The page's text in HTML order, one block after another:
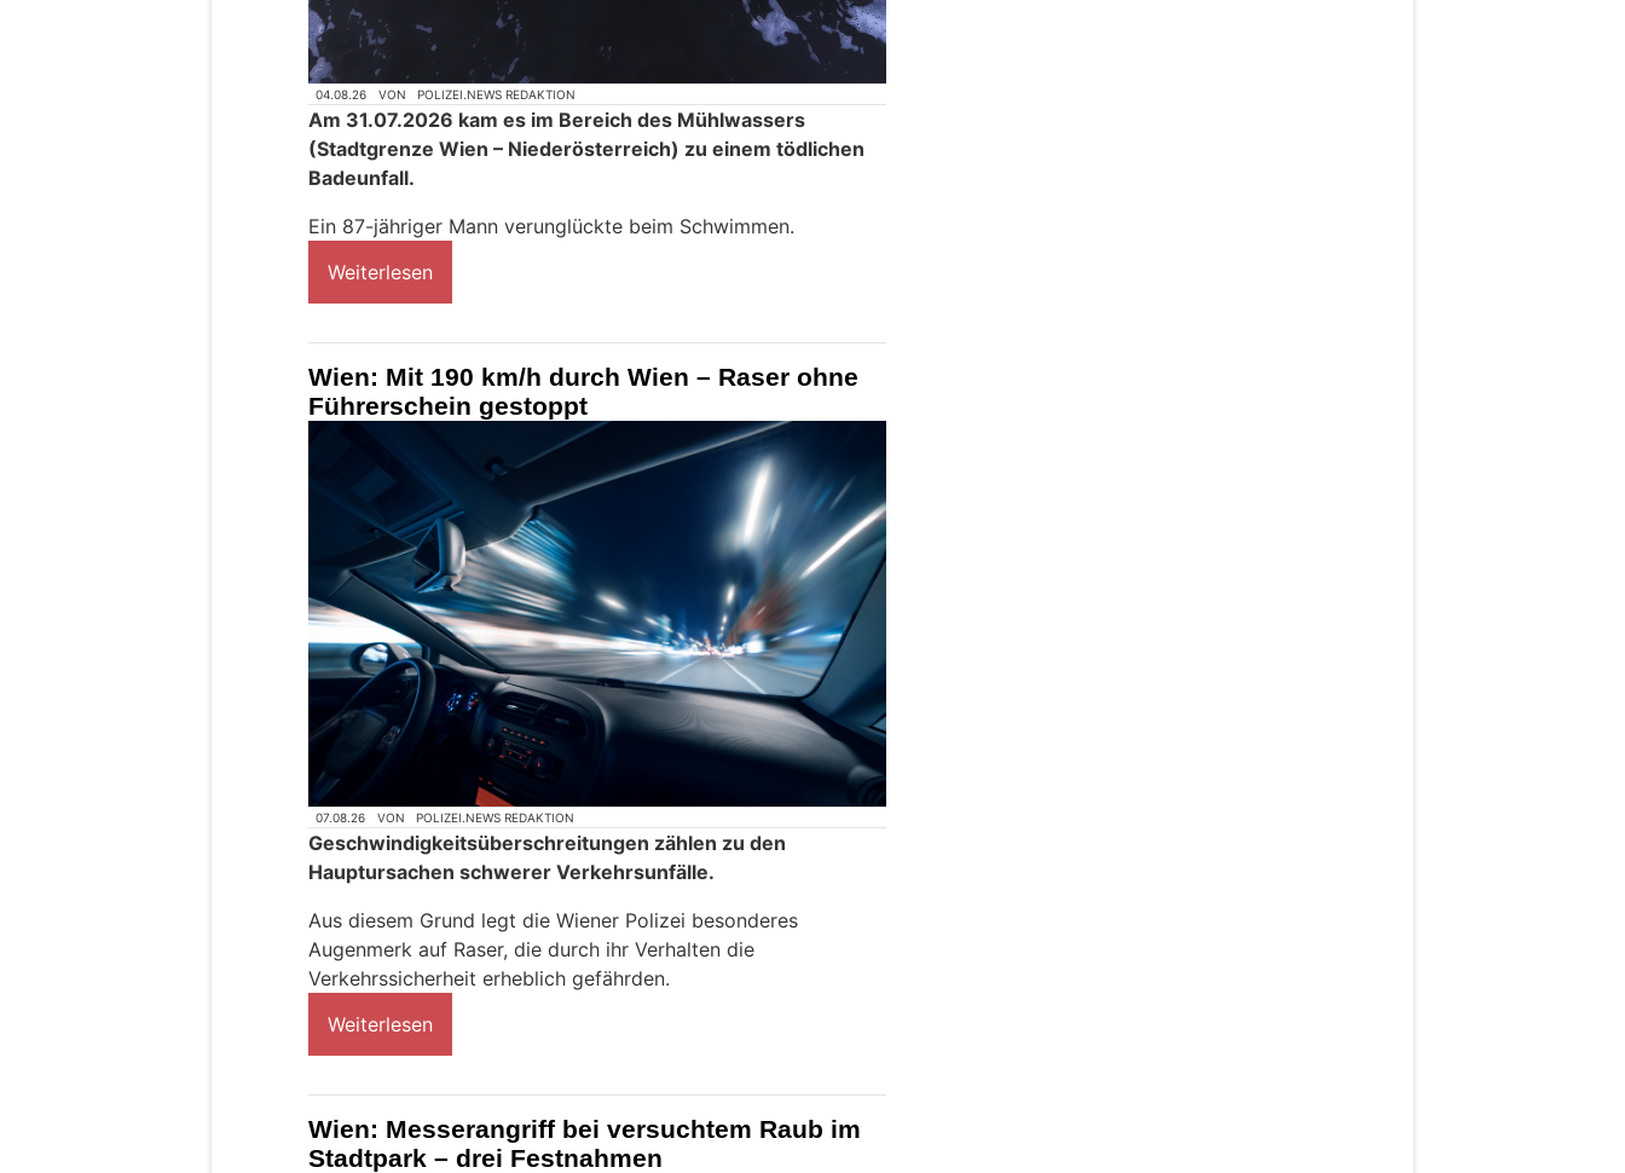
04.08.26 VON POLIZEI.NEWS REDAKTION
Am 31.07.2026 kam es im Bereich des Mühlwassers
(Stadtgrenze Wien – Niederösterreich) zu einem tödlichen
Badeunfall.
Ein 87-jähriger Mann verunglückte beim Schwimmen.
Weiterlesen
Wien: Mit 190 km/h durch Wien – Raser ohne
Führerschein gestoppt
07.08.26 VON POLIZEI.NEWS REDAKTION
Geschwindigkeitsüberschreitungen zählen zu den
Hauptursachen schwerer Verkehrsunfälle.
Aus diesem Grund legt die Wiener Polizei besonderes
Augenmerk auf Raser, die durch ihr Verhalten die
Verkehrssicherheit erheblich gefährden.
Weiterlesen
Wien: Messerangriff bei versuchtem Raub im
Stadtpark – drei Festnahmen